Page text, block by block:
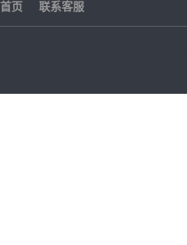
首页 联系客服